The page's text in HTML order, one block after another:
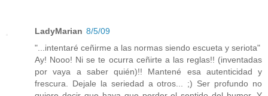
LadyMarian 8/5/09
"...intentaré ceñirme a las normas siendo escueta y seriota"
Ay! Nooo! Ni se te ocurra ceñirte a las reglas!! (inventadas
por vaya a saber quién)!! Mantené esa autenticidad y
frescura. Dejale la seriedad a otros... ;) Ser profundo no